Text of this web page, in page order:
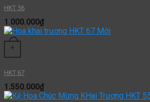
HKT 56
1.000.000₫
+
HKT 67
1.550.000₫